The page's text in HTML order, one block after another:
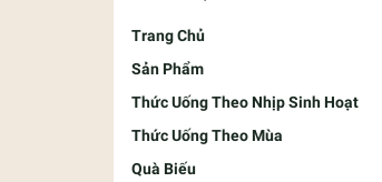
Trang Chủ
Sản Phẩm
Thức Uống Theo Nhịp Sinh Hoạt
Thức Uống Theo Mùa
Quà Biếu